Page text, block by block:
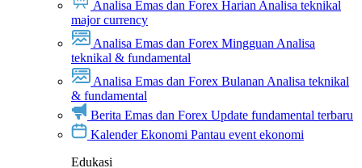
Analisa Emas dan Forex Harian Analisa teknikal
major currency
Analisa Emas dan Forex Mingguan Analisa
teknikal & fundamental
Analisa Emas dan Forex Bulanan Analisa teknikal
& fundamental
Berita Emas dan Forex Update fundamental terbaru
Kalender Ekonomi Pantau event ekonomi
Edukasi